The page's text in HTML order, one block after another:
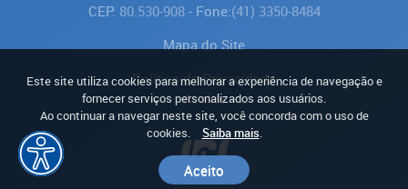
CEP: 80.530-908- Fone:(41) 3350-8484
Mapa do Site
Política de Privacidade
Avaliar
Este site utiliza cookies para melhorar a experiência de navegação e
fornecer serviços personalizados aos usuários.
Ao continuar a navegar neste site, você concorda com o uso de
cookies.
Saiba mais.
Aceito